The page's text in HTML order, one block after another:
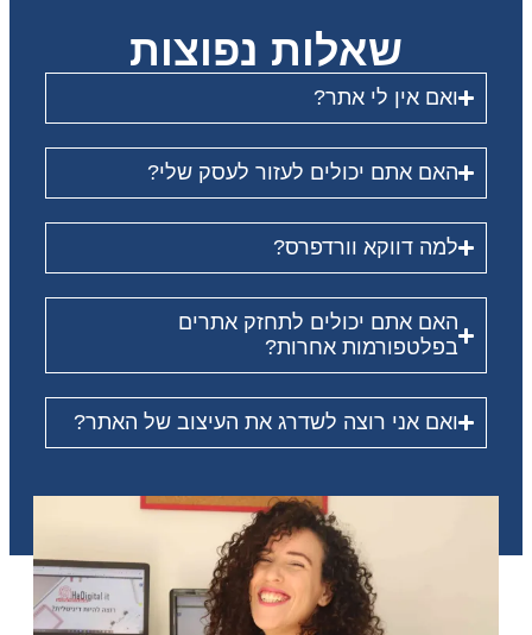
שאלות נפוצות
ואם אין לי אתר?
האם אתם יכולים לעזור לעסק שלי?
למה דווקא וורדפרס?
האם אתם יכולים לתחזק אתרים
בפלטפורמות אחרות?
ואם אני רוצה לשדרג את העיצוב של האתר?